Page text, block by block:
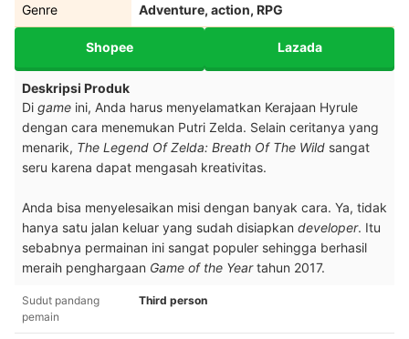
Genre Adventure, action, RPG
Shopee Lazada
Deskripsi Produk
Di game ini, Anda harus menyelamatkan Kerajaan Hyrule
dengan cara menemukan Putri Zelda. Selain ceritanya yang
menarik, The Legend Of Zelda: Breath Of The Wild sangat
seru karena dapat mengasah kreativitas.
Anda bisa menyelesaikan misi dengan banyak cara. Ya, tidak
hanya satu jalan keluar yang sudah disiapkan developer. Itu
sebabnya permainan ini sangat populer sehingga berhasil
meraih penghargaan Game of the Yeartahun 2017.
Sudut pandang
pemain
Third person